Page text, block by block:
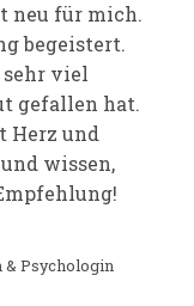
neu für mich.
begeistert.
viel
gefallen hat.
Herz und
wissen,
& Psychologin